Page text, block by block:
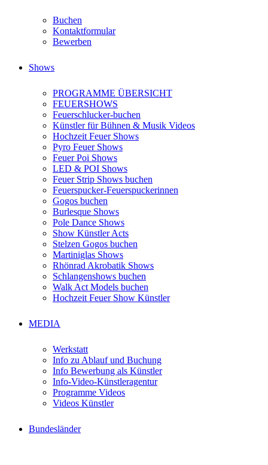
Buchen
Kontaktformular
Bewerben
Shows
PROGRAMME ÜBERSICHT
FEUERSHOWS
Feuerschlucker-buchen
Künstler für Bühnen & Musik Videos
Hochzeit Feuer Shows
Pyro Feuer Shows
Feuer Poi Shows
LED & POI Shows
Feuer Strip Shows buchen
Feuerspucker-Feuerspuckerinnen
Gogos buchen
Burlesque Shows
Pole Dance Shows
Show Künstler Acts
Stelzen Gogos buchen
Martiniglas Shows
Rhönrad Akrobatik Shows
Schlangenshows buchen
Walk Act Models buchen
Hochzeit Feuer Show Künstler
MEDIA
Werkstatt
Info zu Ablauf und Buchung
Info Bewerbung als Künstler
Info-Video-Künstleragentur
Programme Videos
Videos Künstler
Bundesländer